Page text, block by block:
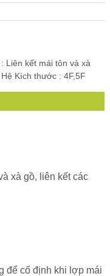
Liên kết mái tôn và xà
Kích thước : 4F,5F
gồ, liên kết các
để cố định khi lợp mái